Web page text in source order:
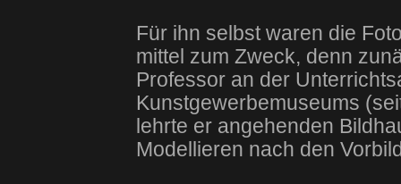
Für ihn selbst waren die
mittel zum Zweck, denn
Professor an der
Kunstgewerbemuseums
lehrte er angehenden
Modellieren nach den